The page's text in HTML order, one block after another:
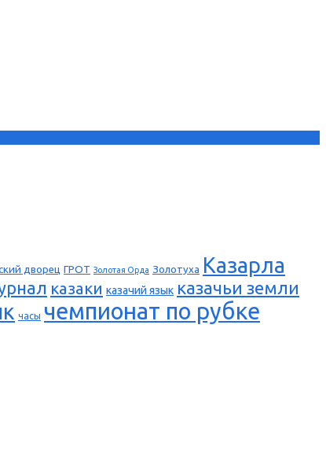
дворец ГРОТ Золотая Орда Золотуха Казарла
казаки казачий язык казачьи земли
часы чемпионат по рубке